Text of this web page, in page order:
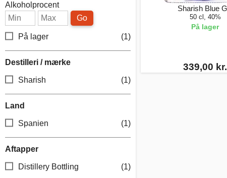
Alkoholprocent
Go
På lager (1)
Destilleri / mærke
Sharish (1)
Land
Spanien (1)
Aftapper
Distillery Bottling (1)
Sharish Blue
50 cl, 40%
På lager
339,00 kr.